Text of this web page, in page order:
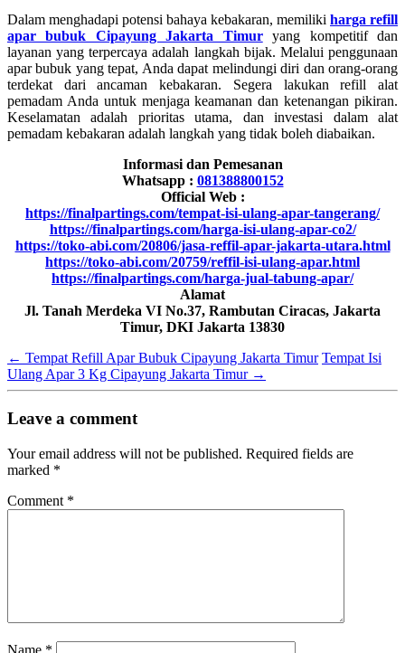
Dalam menghadapi potensi bahaya kebakaran, memiliki harga refill
apar bubuk Cipayung Jakarta Timuryang kompetitif dan
layanan yang terpercaya adalah langkah bijak. Melalui penggunaan
apar bubuk yang tepat, Anda dapat melindungi diri dan orang-orang
terdekat dari ancaman kebakaran. Segera lakukan refill alat
pemadam Anda untuk menjaga keamanan dan ketenangan pikiran.
Keselamatan adalah prioritas utama, dan investasi dalam alat
pemadam kebakaran adalah langkah yang tidak boleh diabaikan.
Informasi dan Pemesanan
Whatsapp : 081388800152
Official Web :
https://finalpartings.com/tempat-isi-ulang-apar-tangerang/
https://finalpartings.com/harga-isi-ulang-apar-co2/
https://toko-abi.com/20806/jasa-reffil-apar-jakarta-utara.html
https://toko-abi.com/20759/reffil-isi-ulang-apar.html
https://finalpartings.com/harga-jual-tabung-apar/
Alamat
Jl. Tanah Merdeka VI No.37, Rambutan Ciracas, Jakarta
Timur, DKI Jakarta 13830
← Tempat Refill Apar Bubuk Cipayung Jakarta Timur Tempat Isi
Ulang Apar 3 Kg Cipayung Jakarta Timur →
Leave a comment
Your email address will not be published. Required fields are
marked *
Comment *
Name *